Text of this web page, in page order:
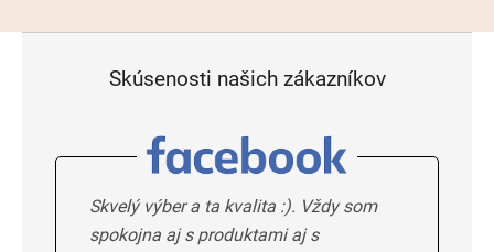
Skúsenosti našich zákazníkov
Skvelý výber a ta kvalita :). Vždy som
spokojna aj s produktami aj s